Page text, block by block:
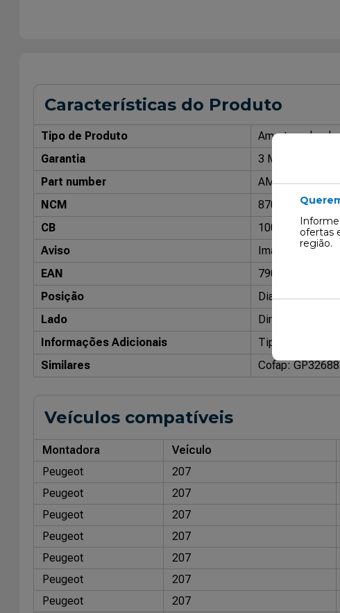
Informe
ofertas
região.
Características do Produto
Tipo de Produto
Amortecedor de
Garantia
3 Meses
Part number
AMT7124
NCM
87088000
CB
10098002167
Aviso
Imagens
EAN
7908680410832
Posição
Dianteiro
Lado
Direito
Informações Adicionais
Tipo:
Similares
Cofap: GP32688
Veículos compatíveis
Montadora Veículo
Peugeot
207
Peugeot
207
Peugeot
207
Peugeot
207
Peugeot
207
Peugeot
207
Peugeot
207